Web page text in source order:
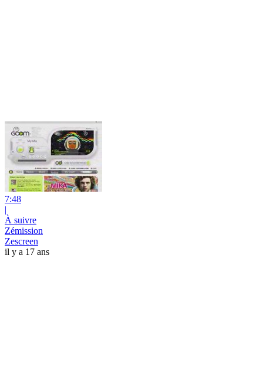
7:48
|
À suivre
Zémission
Zescreen
il y a 17 ans